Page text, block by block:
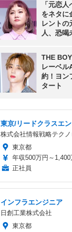
「元恋
をネタに
レントの
人、恐喝
THE
レーベル
約！ヨン
タート
東京/リードクラスエ
株式会社情報戦略テク
東京都
年収500万円～1,400
正社員
インフラエンジニア
日創工業株式会社
東京都